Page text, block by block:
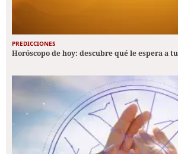
PREDICCIONES
Horóscopo de hoy: descubre qué le espera a